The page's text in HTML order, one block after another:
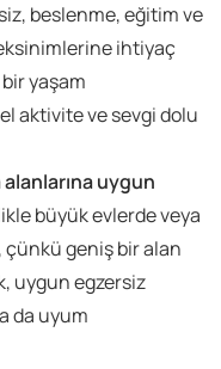
beslenme, eğitim ve
ihtiyaç
yaşam
aktivite ve sevgi dolu
uygun
büyük evlerde veya
geniş bir alan
uygun egzersiz
da uyum